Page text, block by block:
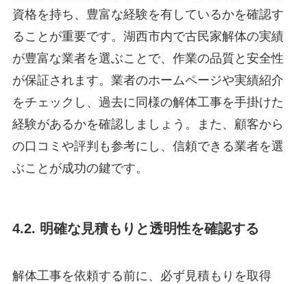
資格を持ち、豊富な経験を有しているかを確認す
ることが重要です。湖西市内で古民家解体の実績
が豊富な業者を選ぶことで、作業の品質と安全性
が保証されます。業者のホームページや実績紹介
をチェックし、過去に同様の解体工事を手掛けた
経験があるかを確認しましょう。また、顧客から
の口コミや評判も参考にし、信頼できる業者を選
ぶことが成功の鍵です。
4.2. 明確な見積もりと透明性を確認する
解体工事を依頼する前に、必ず見積もりを取得